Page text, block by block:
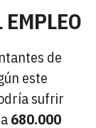
EMPLEO
de
este
sufrir
680.000